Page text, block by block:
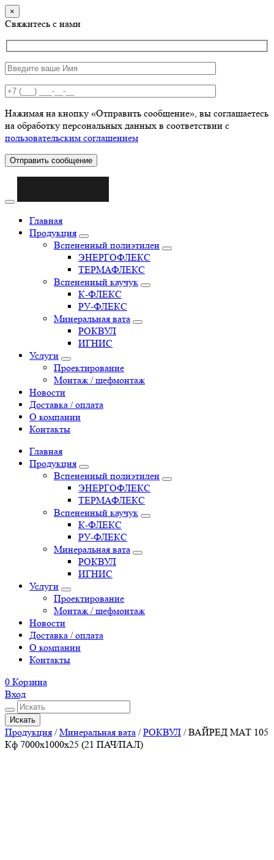
×
Свяжитесь с нами
Нажимая на кнопку «Отправить сообщение», вы соглашаетесь
на обработку персональных данных в соответствии с
пользовательским соглашением
Отправить сообщение
Главная
Продукция
Вспененный полиэтилен
ЭНЕРГОФЛЕКС
ТЕРМАФЛЕКС
Вспененный каучук
К-ФЛЕКС
РУ-ФЛЕКС
Минеральная вата
РОКВУЛ
ИГНИС
Услуги
Проектирование
Монтаж / шефмонтаж
Новости
Доставка / оплата
О компании
Контакты
Главная
Продукция
Вспененный полиэтилен
ЭНЕРГОФЛЕКС
ТЕРМАФЛЕКС
Вспененный каучук
К-ФЛЕКС
РУ-ФЛЕКС
Минеральная вата
РОКВУЛ
ИГНИС
Услуги
Проектирование
Монтаж / шефмонтаж
Новости
Доставка / оплата
О компании
Контакты
0 Корзина
Вход
Искать
Продукция /Минеральная вата /РОКВУЛ /ВАЙРЕД МАТ 105
Кф 7000х1000х25 (21 ПАЧ/ПАЛ)